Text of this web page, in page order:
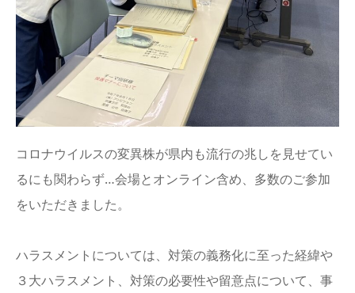
コロナウイルスの変異株が県内も流行の兆しを見せてい
るにも関わらず…会場とオンライン含め、多数のご参加
をいただきました。
ハラスメントについては、対策の義務化に至った経緯や
３大ハラスメント、対策の必要性や留意点について、事